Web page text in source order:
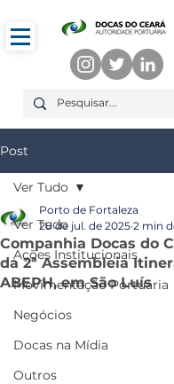
Post
Ver Tudo
Ações Institucionais
Movimentação Portuária
Negócios
Docas na Mídia
Outros
Ver Tudo
Companhia Docas do
da 2ª Assembleia
ABEPH, em São Luís
Porto de Fortaleza
28 de jul. de 2025 2 min